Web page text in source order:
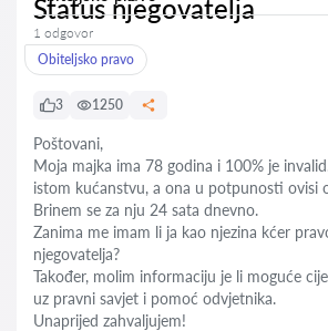
Status njegovatelja
1 odgovor
Obiteljsko pravo
3 1250
Poštovani,
Moja majka ima 78 godina i 100% je
istom kućanstvu, a ona u potpunosti ovisi
Brinem se za nju 24 sata dnevno.
Zanima me imam li ja kao njezina kćer
njegovatelja?
Također, molim informaciju je li moguće
uz pravni savjet i pomoć odvjetnika.
Unaprijed zahvaljujem!